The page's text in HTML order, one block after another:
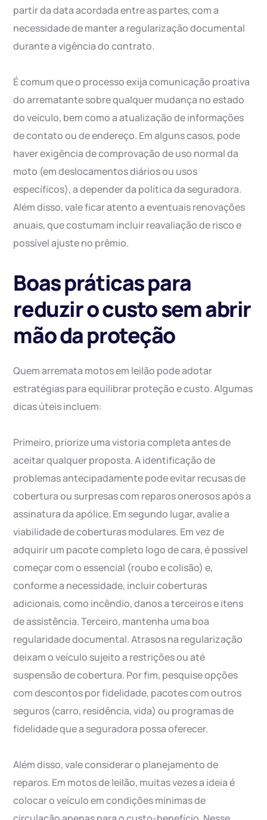
partir da data acordada entre as partes, com a
necessidade de manter a regularização documental
durante a vigência do contrato.
É comum que o processo exija comunicação proativa
do arrematante sobre qualquer mudança no estado
do veículo, bem como a atualização de informações
de contato ou de endereço. Em alguns casos, pode
haver exigência de comprovação de uso normal da
moto (em deslocamentos diários ou usos
específicos), a depender da política da seguradora.
Além disso, vale ficar atento a eventuais renovações
anuais, que costumam incluir reavaliação de risco e
possível ajuste no prêmio.
Boas práticas para
reduzir o custo sem abrir
mão da proteção
Quem arremata motos em leilão pode adotar
estratégias para equilibrar proteção e custo. Algumas
dicas úteis incluem:
Primeiro, priorize uma vistoria completa antes de
aceitar qualquer proposta. A identificação de
problemas antecipadamente pode evitar recusas de
cobertura ou surpresas com reparos onerosos após a
assinatura da apólice. Em segundo lugar, avalie a
viabilidade de coberturas modulares. Em vez de
adquirir um pacote completo logo de cara, é possível
começar com o essencial (roubo e colisão) e,
conforme a necessidade, incluir coberturas
adicionais, como incêndio, danos a terceiros e itens
de assistência. Terceiro, mantenha uma boa
regularidade documental. Atrasos na regularização
deixam o veículo sujeito a restrições ou até
suspensão de cobertura. Por fim, pesquise opções
com descontos por fidelidade, pacotes com outros
seguros (carro, residência, vida) ou programas de
fidelidade que a seguradora possa oferecer.
Além disso, vale considerar o planejamento de
reparos. Em motos de leilão, muitas vezes a ideia é
colocar o veículo em condições mínimas de